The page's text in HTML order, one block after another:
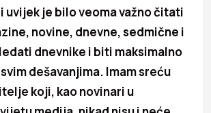
uvijek je bilo veoma važno čitati
novine, dnevne, sedmične i
dnevnike i biti maksimalno
dešavanjima. Imam sreću
koji, kao novinari u